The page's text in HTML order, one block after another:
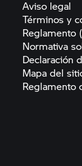
Aviso legal
Términos y
Reglamento
Normativa
Declaración
Mapa del
Reglamento